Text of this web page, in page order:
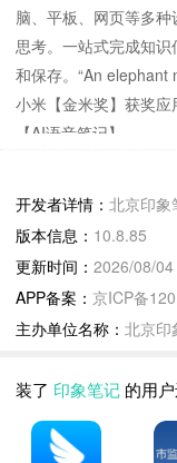
脑、平板、网页等多
思考。一站式完成知
和保存。“An elephant
小米【金米奖】获奖应
【AI语音笔记】
【多端同步】
- 手机、平板、电脑、
- 知识信息保存，随时
【信息收集】
- 集中收藏来自微信、
- 拍照扫描书籍、纸张
- 使用 OCR 文字识别
【高效记录】
开发者详情： 北京印象
版本信息： 10.8.85
更新时间： 2026/08/
APP备案： 京ICP备
主办单位名称： 北京印
装了 印象笔记 的用